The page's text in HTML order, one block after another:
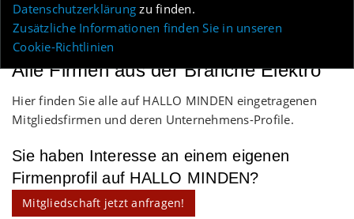
Datenschutzerklärung zu finden.
Zusätzliche Informationen finden Sie in unseren
Cookie-Richtlinien
MENÜ
Alle Firmen aus der Branche Elektro
Hier finden Sie alle auf HALLO MINDEN eingetragenen
Mitgliedsfirmen und deren Unternehmens-Profile.
Sie haben Interesse an einem eigenen
Firmenprofil auf HALLO MINDEN?
Mitgliedschaft jetzt anfragen!